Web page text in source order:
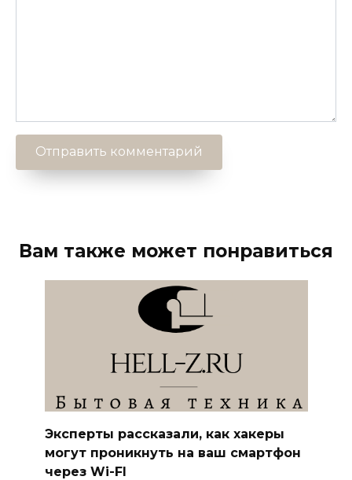
Вам также может понравиться
Эксперты рассказали, как хакеры
могут проникнуть на ваш смартфон
через Wi-FI